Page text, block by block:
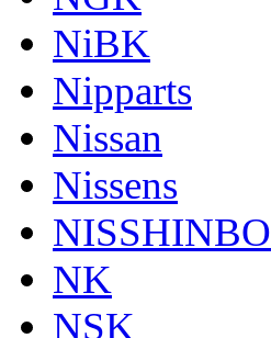
NiBK
Nipparts
Nissan
Nissens
NISSHINBO
NK
NSK